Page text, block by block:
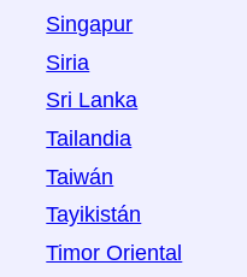
Singapur
Siria
Sri Lanka
Tailandia
Taiwán
Tayikistán
Timor Oriental